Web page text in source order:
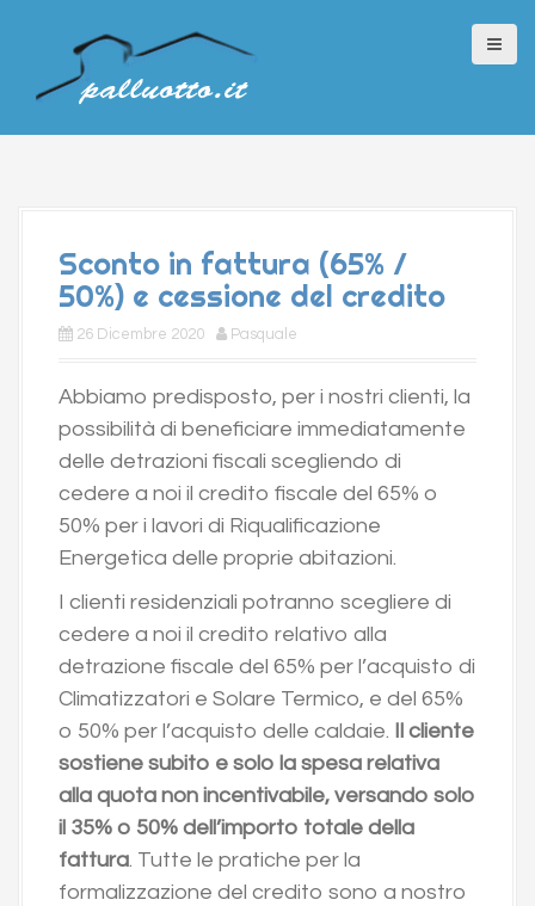
Sconto in fattura (65% /
50%) e cessione del credito
26 Dicembre 2020 Pasquale
Abbiamo predisposto, per i nostri clienti, la
possibilità di beneficiare immediatamente
delle detrazioni fiscali scegliendo di
cedere a noi il credito fiscale del 65% o
50% per i lavori di Riqualificazione
Energetica delle proprie abitazioni.
I clienti residenziali potranno scegliere di
cedere a noi il credito relativo alla
detrazione fiscale del 65% per l’acquisto di
Climatizzatori e Solare Termico, e del 65%
o 50% per l’acquisto delle caldaie. Il cliente
sostiene subito e solo la spesa relativa
alla quota non incentivabile, versando solo
il 35% o 50% dell’importo totale della
fattura. Tutte le pratiche per la
formalizzazione del credito sono a nostro